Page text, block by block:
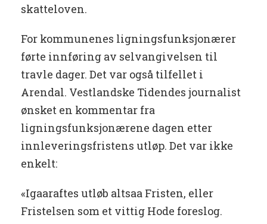
skatteloven.
For kommunenes ligningsfunksjonærer
førte innføring av selvangivelsen til
travle dager. Det var også tilfellet i
Arendal. Vestlandske Tidendes journalist
ønsket en kommentar fra
ligningsfunksjonærene dagen etter
innleveringsfristens utløp. Det var ikke
enkelt:
«Igaaraftes utløb altsaa Fristen, eller
Fristelsen som et vittig Hode foreslog.